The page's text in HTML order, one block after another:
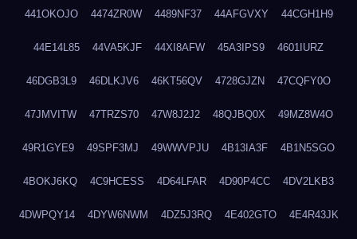
441OKOJO 4474ZR0W 4489NF37 44AFGVXY 44CGH1H9
44E14L85 44VA5KJF 44XI8AFW 45A3IPS9 4601IURZ
46DGB3L9 46DLKJV6 46KT56QV 4728GJZN 47CQFY0O
47JMVITW 47TRZS70 47W8J2J2 48QJBQ0X 49MZ8W4O
49R1GYE9 49SPF3MJ 49WWVPJU 4B13IA3F 4B1N5SGO
4BOKJ6KQ 4C9HCESS 4D64LFAR 4D90P4CC 4DV2LKB3
4DWPQY14 4DYW6NWM 4DZ5J3RQ 4E402GTO 4E4R43JK